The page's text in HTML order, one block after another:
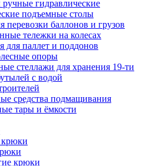
гидравлические
подъемные столы
перевозки баллонов и грузов
тележки на колесах
для паллет и поддонов
опоры
стеллажи для хранения 19-ти
с водой
средства подмащивания
тары и ёмкости
крюки